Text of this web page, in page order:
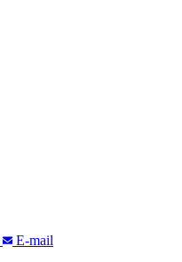
E-mail